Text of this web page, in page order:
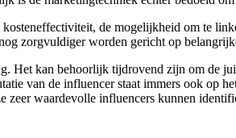
de mogelijkheid om te
zorgvuldiger worden gericht op
Het kan behoorlijk tijdrovend zijn om de
van de influencer staat immers ook op
zeer waardevolle influencers kunnen